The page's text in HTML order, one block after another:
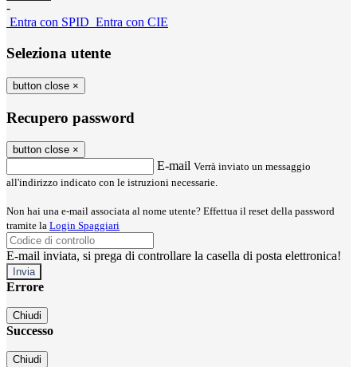
-
Entra con SPID Entra con CIE
Seleziona utente
button close ×
Recupero password
button close ×
E-mail Verrà inviato un messaggio
all'indirizzo indicato con le istruzioni necessarie.
Non hai una e-mail associata al nome utente? Effettua il reset della password
tramite la Login Spaggiari
E-mail inviata, si prega di controllare la casella di posta elettronica!
Errore
Chiudi
Successo
Chiudi